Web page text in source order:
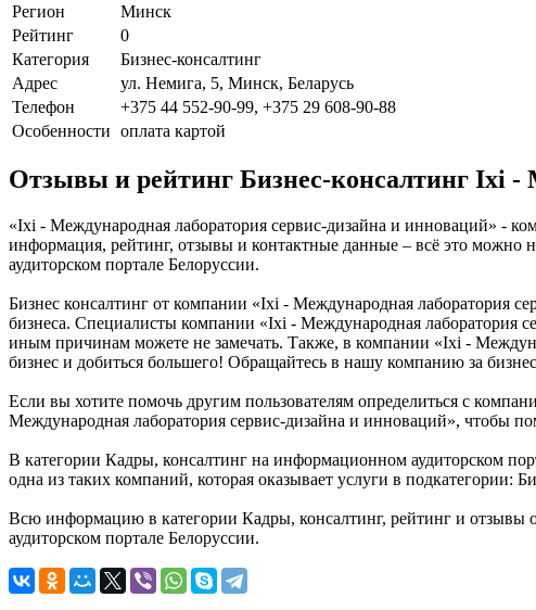
Регион
Минск
Рейтинг
0
Категория
Бизнес-консалтинг
Адрес
ул. Немига, 5, Минск, Беларусь
Телефон
+375 44 552-90-99, +375 29 608-90-88
Особенности оплата картой
Отзывы и рейтинг Бизнес-консалтинг Ixi -
«Ixi - Международная лаборатория сервис-дизайна и инноваций» -
информация, рейтинг, отзывы и контактные данные – всё это
аудиторском портале Белоруссии.
Бизнес консалтинг от компании «Ixi - Международная лаборатория
бизнеса. Специалисты компании «Ixi - Международная лаборатория
иным причинам можете не замечать. Также, в компании «Ixi -
бизнес и добиться большего! Обращайтесь в нашу компанию за
Если вы хотите помочь другим пользователям определиться с
Международная лаборатория сервис-дизайна и инноваций», чтобы
В категории Кадры, консалтинг на информационном аудиторском
одна из таких компаний, которая оказывает услуги в подкатегории:
Всю информацию в категории Кадры, консалтинг, рейтинг и
аудиторском портале Белоруссии.